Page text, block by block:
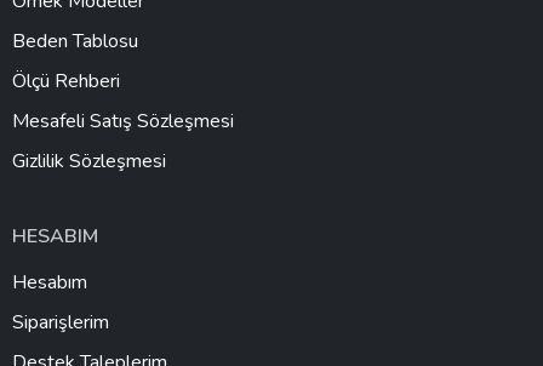
Beden Tablosu
Ölçü Rehberi
Mesafeli Satış Sözleşmesi
Gizlilik Sözleşmesi
HESABIM
Hesabım
Siparişlerim